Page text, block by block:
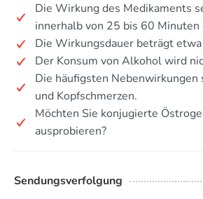
Die Wirkung des Medikaments
innerhalb von 25 bis 60 Minuten
Die Wirkungsdauer beträgt
Der Konsum von Alkohol wird
Die häufigsten Nebenwirkungen
und Kopfschmerzen.
Möchten Sie konjugierte
ausprobieren?
Sendungsverfolgung